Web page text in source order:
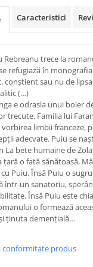
Caracteristici
Rebreanu trece la
refugiază în
conștient sau nu de
(…)
e odrasla unui boier
trecute. Familia lui
limbii franceze,
adecvate. Puiu se
La bete humaine de
țară o fată sănătoasă,
Puiu. Însă Puiu o
într-un sanatoriu,
Însă Puiu este
o formează
ținuta demențială…
conformitate produs